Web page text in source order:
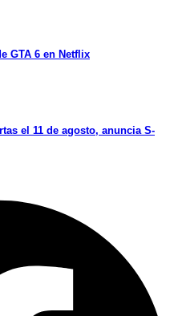
GTA 6 en Netflix
el 11 de agosto, anuncia S-